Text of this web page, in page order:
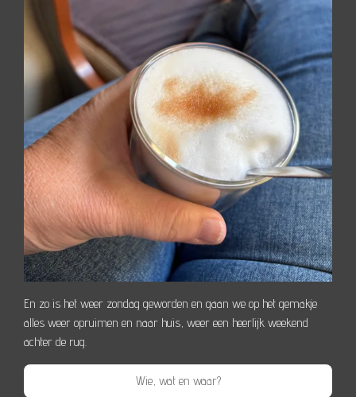
En zo is het weer zondag geworden en gaan we op het gemakje
alles weer opruimen en naar huis, weer een heerlijk weekend
achter de rug.
Wie, wat en waar?